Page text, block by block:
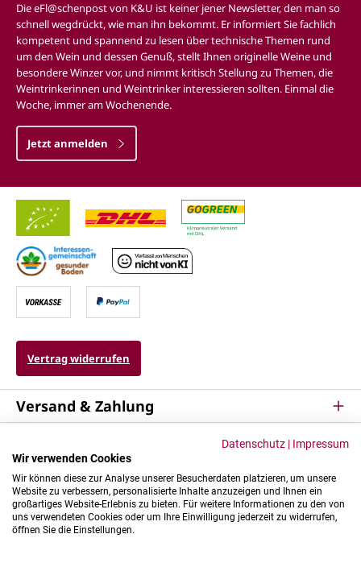
Die eFl@schenpost von K&U ist keiner jener Newsletter, den man so
schnell wegdrückt, wie man ihn bekommt. Er informiert Sie fachlich
kompetent und spannend zu lesen über technische Themen rund
um den Wein und dessen Genuß, stellt Ihnen originelle Weine und
besondere Winzer vor, und nimmt kritisch Stellung zu Themen, die
Weintrinkerinnen und Weintrinker interessieren sollten. Einmal die
Woche, immer am Wochenende.
Jetzt anmelden
Vertrag widerrufen
Versand & Zahlung
Kontakt & Mehr
Datenschutz | Impressum
Wir verwenden Cookies
Wir können diese zur Analyse unserer Besucherdaten platzieren, um unsere
Website zu verbessern, personalisierte Inhalte anzuzeigen und Ihnen ein
großartiges Website-Erlebnis zu bieten. Für weitere Informationen zu den von
uns verwendeten Cookies oder um Ihre Einwilligung jederzeit zu widerrufen,
öffnen Sie die Einstellungen.